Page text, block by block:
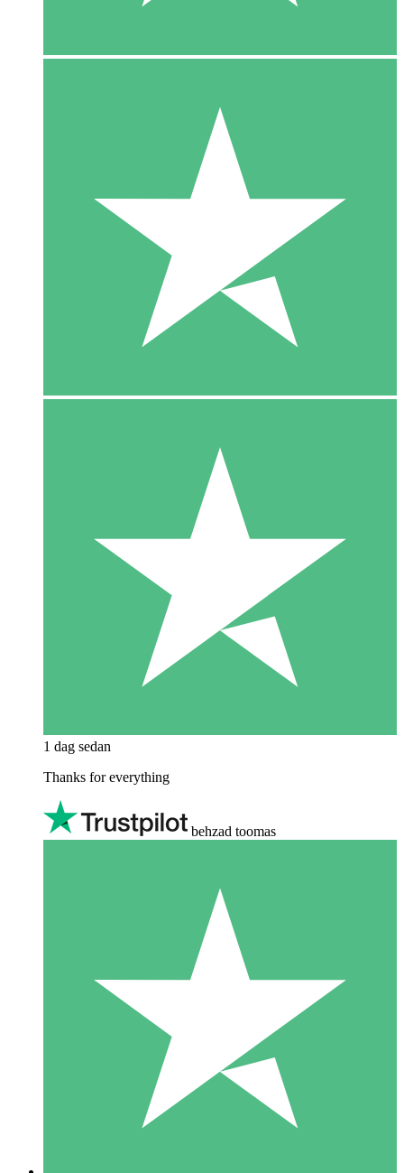
1 dag sedan
Thanks for everything
behzad toomas